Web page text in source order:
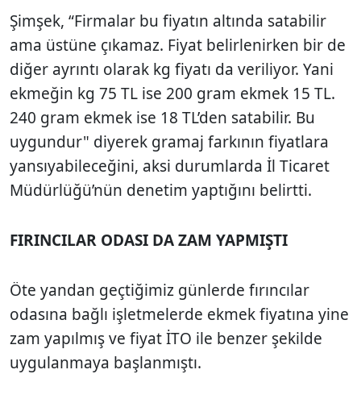
Şimşek, “Firmalar bu fiyatın altında satabilir
ama üstüne çıkamaz. Fiyat belirlenirken bir de
diğer ayrıntı olarak kg fiyatı da veriliyor. Yani
ekmeğin kg 75 TL ise 200 gram ekmek 15 TL.
240 gram ekmek ise 18 TL’den satabilir. Bu
uygundur" diyerek gramaj farkının fiyatlara
yansıyabileceğini, aksi durumlarda İl Ticaret
Müdürlüğü’nün denetim yaptığını belirtti.
FIRINCILAR ODASI DA ZAM YAPMIŞTI
Öte yandan geçtiğimiz günlerde fırıncılar
odasına bağlı işletmelerde ekmek fiyatına yine
zam yapılmış ve fiyat İTO ile benzer şekilde
uygulanmaya başlanmıştı.